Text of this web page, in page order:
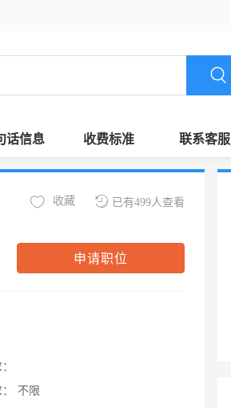
话信息 收费标准 联系客服
已有499人查看
收藏
申请职位
不限